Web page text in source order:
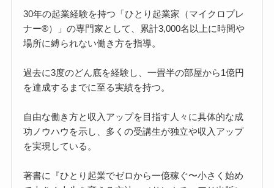
30年の起業経験を持つ「ひとり起業家（マイクロプレ
ナー®）」の専門家として、累計3,000名以上に時間や
場所に縛られない働き方を指導。
過去に3度のどん底を経験し、一畳半の部屋から1億円
を達成するまでに至る実績を持つ。
自由な働き方と収入アップを目指す人々に具体的な成
功ノウハウを示し、多くの受講生が独立や収入アップ
を実現している。
著書に『ひとり起業でゼロから一億稼ぐ〜小さく始め